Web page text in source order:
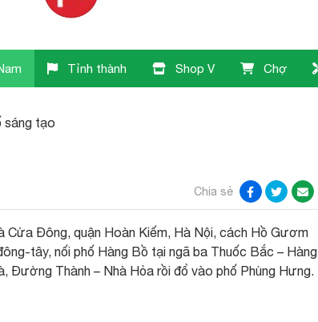
Tỉnh thành Shop V Chợ
sáng tạo
Chia sẻ
Đông, quận Hoàn Kiếm, Hà Nội, cách Hồ Gươm
tây, nối phố Hàng Bồ tại ngã ba Thuốc Bắc – Hàng
Đường Thành – Nhà Hỏa rồi đổ vào phố Phùng Hưng.